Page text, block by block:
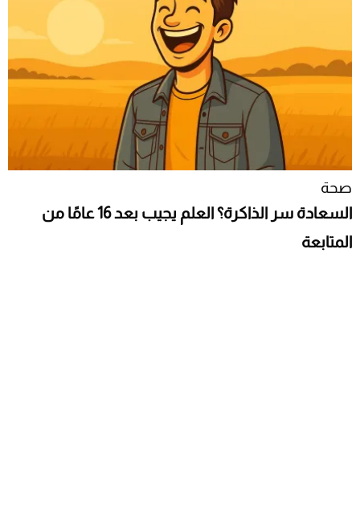
صحة
السعادة سر الذاكرة؟ العلم يجيب بعد 16 عامًا من
المتابعة